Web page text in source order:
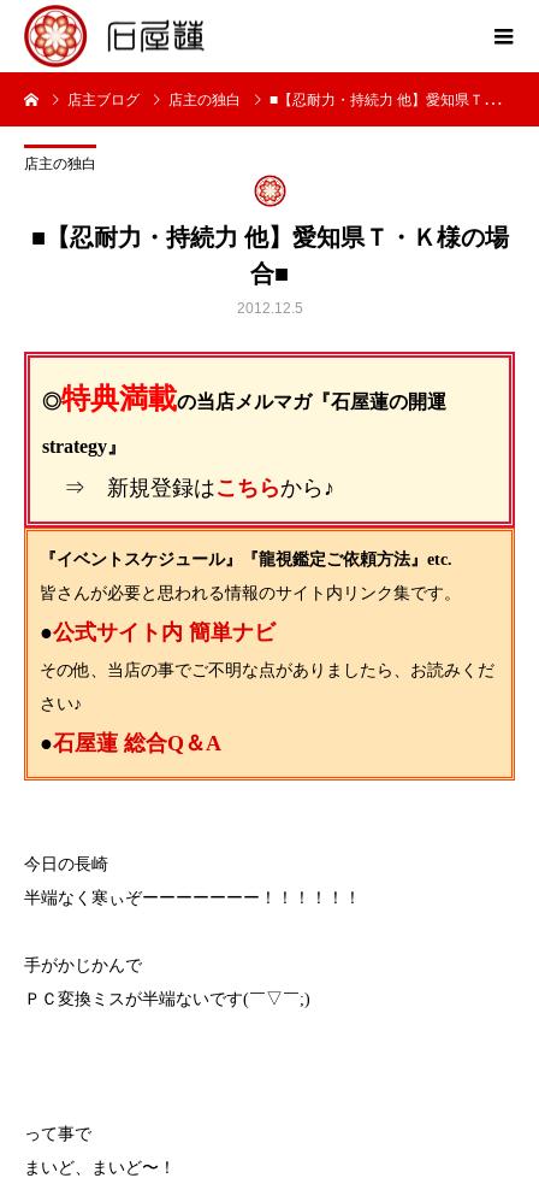
店主ブログ 店主の独白 ■【忍耐力・持続力 他】愛知県Ｔ・Ｋ様の場合■
店主の独白
■【忍耐力・持続力 他】愛知県Ｔ・Ｋ様の場
合■
2012.12.5
◎特典満載の当店メルマガ『石屋蓮の開運
strategy』
⇒ 新規登録はこちらから♪
『イベントスケジュール』『龍視鑑定ご依頼方法』etc.
皆さんが必要と思われる情報のサイト内リンク集です。
●公式サイト内 簡単ナビ
その他、当店の事でご不明な点がありましたら、お読みくだ
さい♪
●石屋蓮 総合Q＆A
今日の長崎
半端なく寒ぃぞーーーーーーー！！！！！！
手がかじかんで
ＰＣ変換ミスが半端ないです(￣▽￣;)
って事で
まいど、まいど〜！